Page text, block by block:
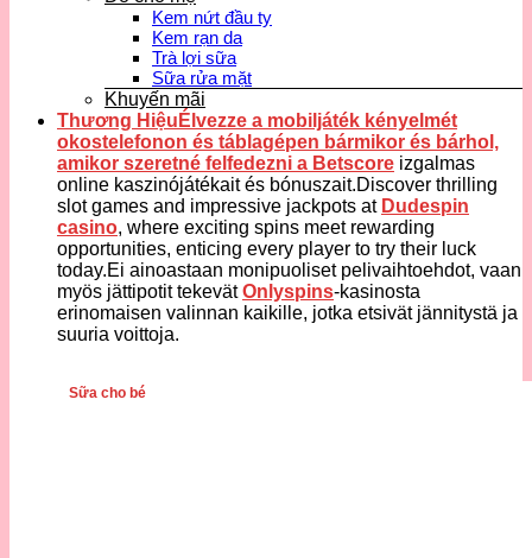
Kem nứt đầu ty
Kem rạn da
Trà lợi sữa
Sữa rửa mặt
Khuyến mãi
Thương HiệuÉlvezze a mobiljáték kényelmét
okostelefonon és táblagépen bármikor és bárhol,
amikor szeretné felfedezni a Betscore izgalmas
online kaszinójátékait és bónuszait.Discover thrilling
slot games and impressive jackpots at Dudespin
casino, where exciting spins meet rewarding
opportunities, enticing every player to try their luck
today.Ei ainoastaan monipuoliset pelivaihtoehdot, vaan
myös jättipotit tekevätOnlyspins-kasinosta
erinomaisen valinnan kaikille, jotka etsivät jännitystä ja
suuria voittoja.
Sữa cho bé